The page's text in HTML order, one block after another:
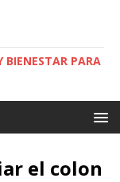
BIENESTAR PARA
el colon